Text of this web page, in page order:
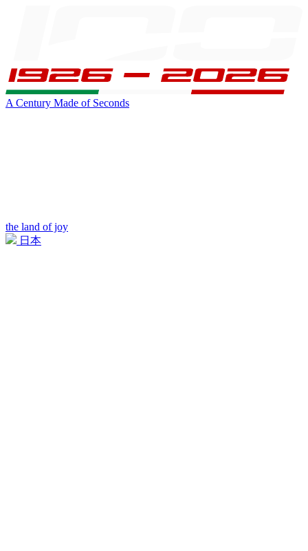
A Century Made of Seconds
the land of joy
日本